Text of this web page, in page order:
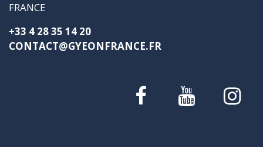
FRANCE
+33 4 28 35 14 20
CONTACT@GYEONFRANCE.FR